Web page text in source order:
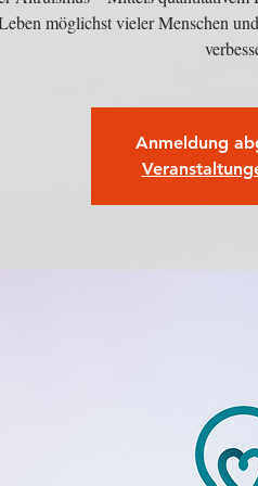
möglichst vieler Menschen
Anmeldung